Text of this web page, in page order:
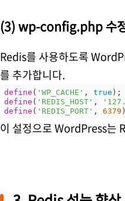
(3) wp-config.php 수
Redis를 사용하도록
를 추가합니다.
define ( 'WP_CACHE' , true
define ( 'REDIS_HOST' ,
define ( 'REDIS_PORT' , 6379
이 설정으로 WordPress는